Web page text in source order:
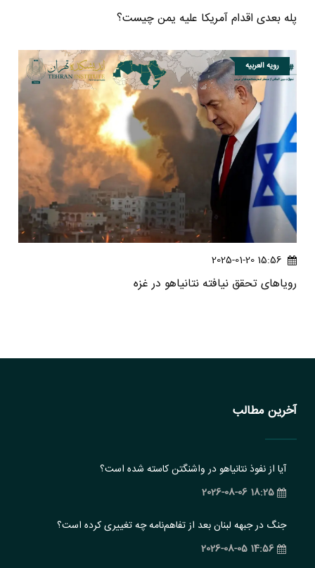
پله بعدی اقدام آمریکا علیه یمن چیست؟
رویه العربیه
15:56 2025-01-20
رویاهای تحقق نیافته نتانیاهو در غزه
آخرین مطالب
آیا از نفوذ نتانیاهو در واشنگتن کاسته شده است؟
18:25 2026-08-06
جنگ در جبهه لبنان بعد از تفاهم‌نامه چه تغییری کرده است؟
14:56 2026-08-05